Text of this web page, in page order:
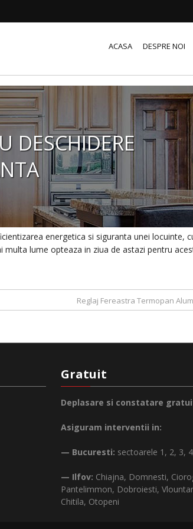
ACASA DESPRE NOI
DESCHIDERE
energetica si siguranta unei locuinte,
lume opteaza in ziua de astazi pentru
Reglaj Fereastra Termopan
Gratuit
Deplasare si constatare
Asiguram interventii in:
— Bucuresti: sectoarele 1, 2, 3,
— Ilfov: Chiajna, Domnesti,
Pantelimmon, Dobroiesti,
Chitila, Otopeni